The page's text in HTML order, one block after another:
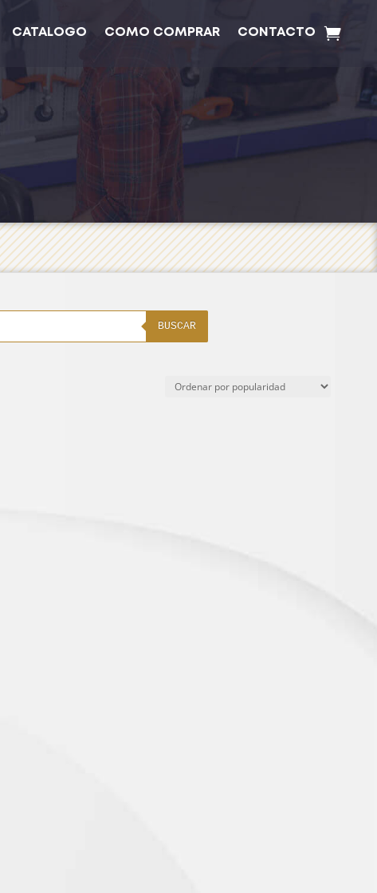
CATALOGO COMO COMPRAR CONTACTO
BUSCAR